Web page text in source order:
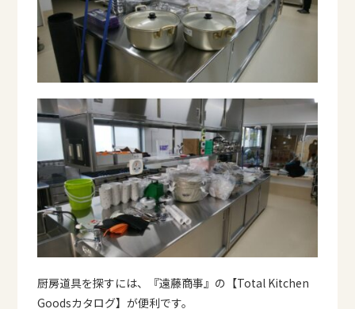
厨房道具を探すには、『遠藤商事』の【Total Kitchen
Goodsカタログ】が便利です。